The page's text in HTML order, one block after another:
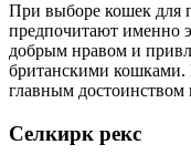
При выборе кошек для
предпочитают именно
добрым нравом и
британскими кошками.
главным
Селкирк рекс